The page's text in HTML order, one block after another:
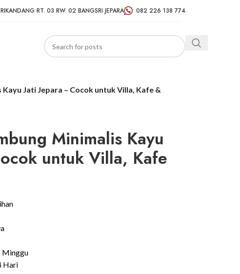
RT. 03 RW. 02 BANGSRI JEPARA 082 226 138 774
Kayu Jati Jepara – Cocok untuk Villa, Kafe &
Minimalis Kayu
untuk Villa, Kafe
Minggu
Hari